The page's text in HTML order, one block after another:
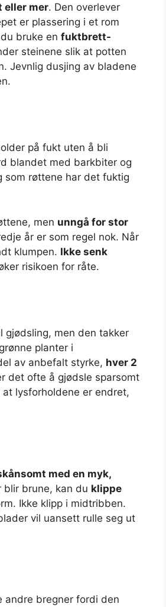
mer. Den overlever
er plassering i et rom
bruke en fuktbrett-
steinene slik at potten
Jevnlig dusjing av bladene
på fukt uten å bli
blandet med barkbiter og
som røttene har det fuktig
men unngå for stor
år er som regel nok. Når
klumpen. Ikke senk
risikoen for råte.
gjødsling, men den takker
planter i
av anbefalt styrke, hver 2
det ofte å gjødsle sparsomt
lysforholdene er endret,
med en myk,
blir brune, kan du klippe
Ikke klipp i midtribben.
vil uansett rulle seg ut
andre bregner fordi den